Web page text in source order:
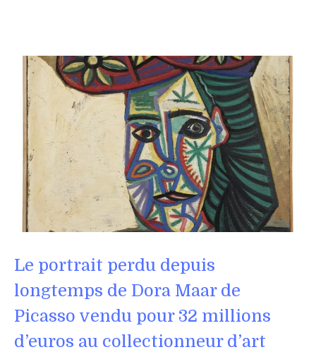
Le portrait perdu depuis
longtemps de Dora Maar de
Picasso vendu pour 32 millions
d’euros au collectionneur d’art